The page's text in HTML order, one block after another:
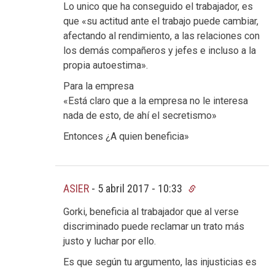
Lo unico que ha conseguido el trabajador, es
que «su actitud ante el trabajo puede cambiar,
afectando al rendimiento, a las relaciones con
los demás compañeros y jefes e incluso a la
propia autoestima».
Para la empresa
«Está claro que a la empresa no le interesa
nada de esto, de ahí el secretismo»
Entonces ¿A quien beneficia»
ASIER - 5 abril 2017 - 10:33
Gorki, beneficia al trabajador que al verse
discriminado puede reclamar un trato más
justo y luchar por ello.
Es que según tu argumento, las injusticias es